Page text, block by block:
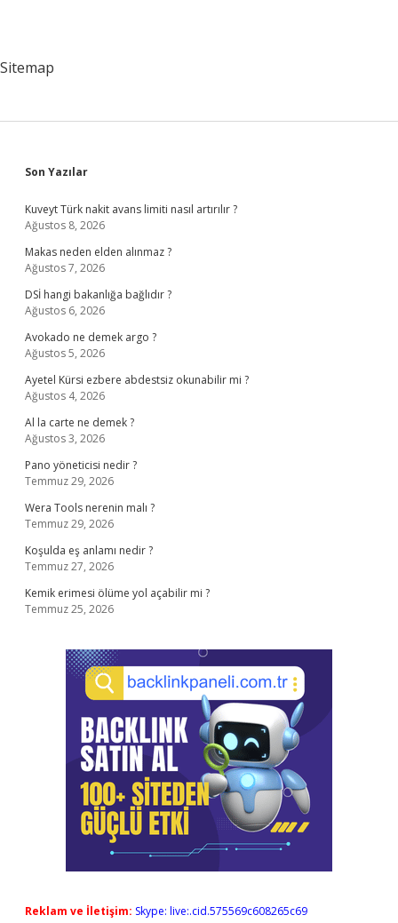
Sitemap
Sidebar
Son Yazılar
Kuveyt Türk nakit avans limiti nasıl artırılır ?
Ağustos 8, 2026
Makas neden elden alınmaz ?
Ağustos 7, 2026
DSİ hangi bakanlığa bağlıdır ?
Ağustos 6, 2026
Avokado ne demek argo ?
Ağustos 5, 2026
Ayetel Kürsi ezbere abdestsiz okunabilir mi ?
Ağustos 4, 2026
Al la carte ne demek ?
Ağustos 3, 2026
Pano yöneticisi nedir ?
Temmuz 29, 2026
Wera Tools nerenin malı ?
Temmuz 29, 2026
Koşulda eş anlamı nedir ?
Temmuz 27, 2026
Kemik erimesi ölüme yol açabilir mi ?
Temmuz 25, 2026
Reklam ve İletişim: Skype: live:.cid.575569c608265c69